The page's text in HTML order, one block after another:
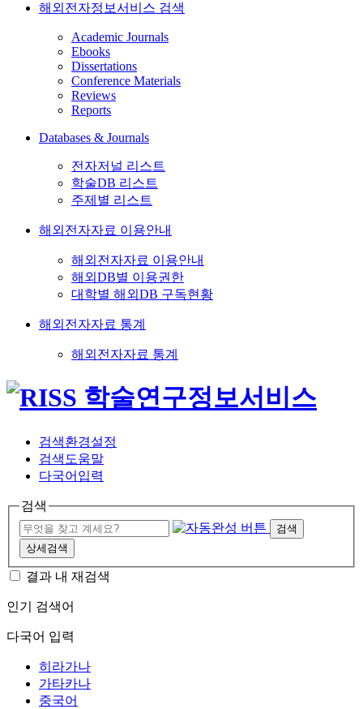
해외전자정보서비스 검색
Academic Journals
Ebooks
Dissertations
Conference Materials
Reviews
Reports
Databases & Journals
전자저널 리스트
학술DB 리스트
주제별 리스트
해외전자자료 이용안내
해외전자자료 이용안내
해외DB별 이용권한
대학별 해외DB 구독현황
해외전자자료 통계
해외전자자료 통계
검색환경설정
검색도움말
다국어입력
검색
검색
상세검색
결과 내 재검색
인기 검색어
다국어 입력
히라가나
가타카나
중국어